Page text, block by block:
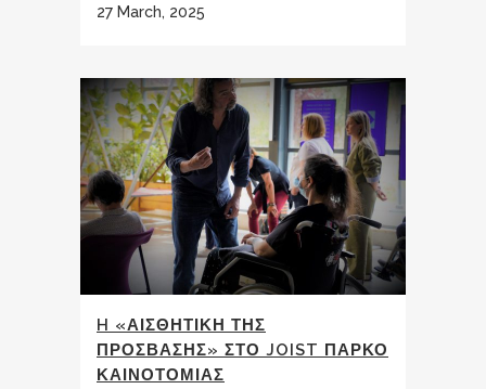
27 March, 2025
H «ΑΙΣΘΗΤΙΚΗ ΤΗΣ
ΠΡΟΣΒΑΣΗΣ» ΣΤΟ JOIST ΠΑΡΚΟ
ΚΑΙΝΟΤΟΜΙΑΣ